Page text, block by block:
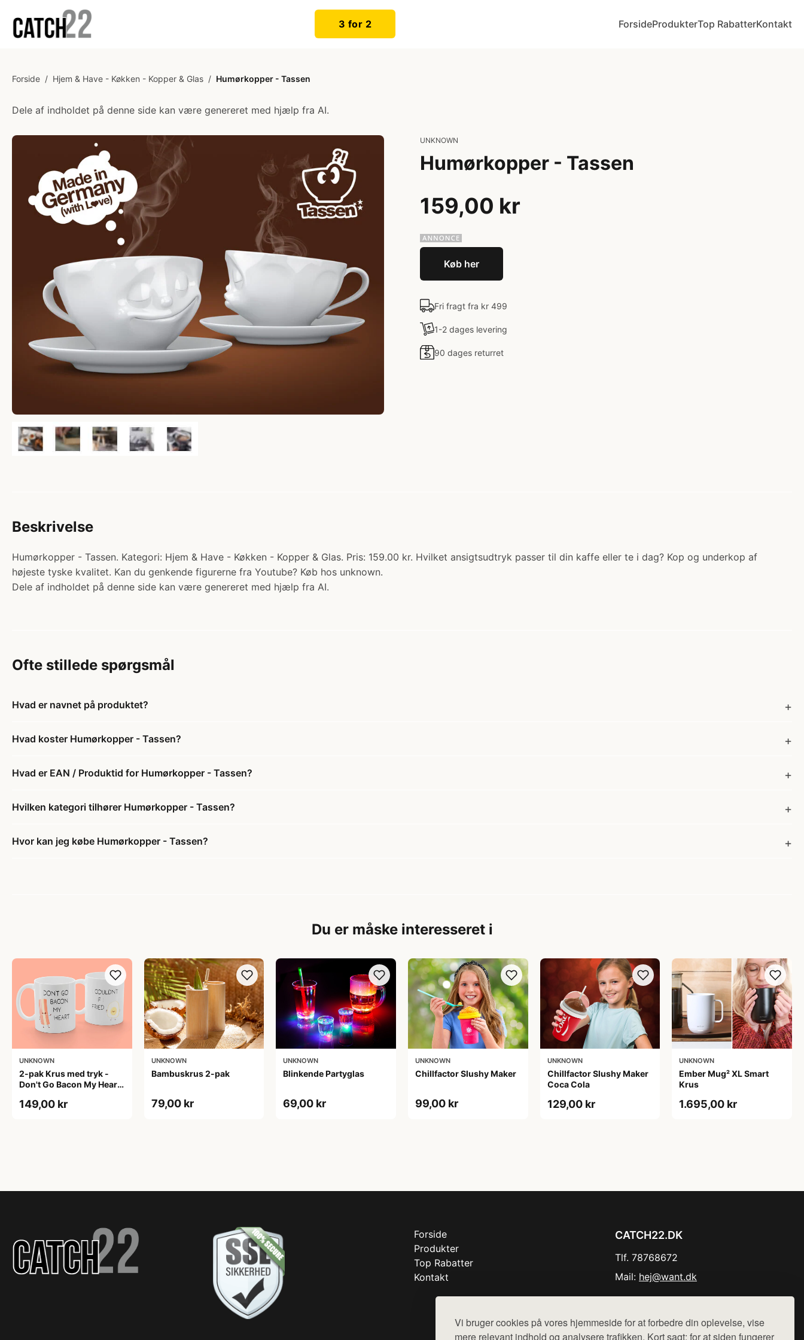
Vi bruger cookies på vores hjemmeside for at forbedre din oplevelse, vise
mere relevant indhold og analysere trafikken. Kort sagt: for at siden fungerer
3 for 2 ForsideProdukterTop RabatterKontakt
Forside / Hjem & Have - Køkken - Kopper & Glas / Humørkopper - Tassen
Dele af indholdet på denne side kan være genereret med hjælp fra AI.
UNKNOWN
Humørkopper - Tassen
159,00 kr
Køb her
Fri fragt fra kr 499
1-2 dages levering
90 dages returret
Beskrivelse
Humørkopper - Tassen. Kategori: Hjem & Have - Køkken - Kopper & Glas. Pris: 159.00 kr. Hvilket ansigtsudtryk passer til din kaffe eller te i dag? Kop og underkop af
højeste tyske kvalitet. Kan du genkende figurerne fra Youtube? Køb hos unknown.
Dele af indholdet på denne side kan være genereret med hjælp fra AI.
Ofte stillede spørgsmål
Hvad er navnet på produktet?
Hvad koster Humørkopper - Tassen?
Hvad er EAN / Produktid for Humørkopper - Tassen?
Hvilken kategori tilhører Humørkopper - Tassen?
Hvor kan jeg købe Humørkopper - Tassen?
Du er måske interesseret i
UNKNOWN
2-pak Krus med tryk -
Don't Go Bacon My Heart.
149,00 kr
UNKNOWN
Bambuskrus 2-pak
79,00 kr
UNKNOWN
Blinkende Partyglas
69,00 kr
UNKNOWN
Chillfactor Slushy Maker
99,00 kr
UNKNOWN
Chillfactor Slushy Maker
Coca Cola
129,00 kr
UNKNOWN
Ember Mug² XL Smart
Krus
1.695,00 kr
Forside
Produkter
Top Rabatter
Kontakt
CATCH22.DK
Tlf. 78768672
Mail: hej@want.dk